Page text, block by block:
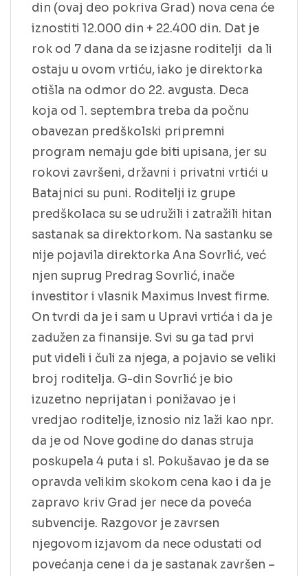
din (ovaj deo pokriva Grad) nova cena će
iznostiti 12.000 din + 22.400 din. Dat je
rok od 7 dana da se izjasne roditelji da li
ostaju u ovom vrtiću, iako je direktorka
otišla na odmor do 22. avgusta. Deca
koja od 1. septembra treba da počnu
obavezan predškolski pripremni
program nemaju gde biti upisana, jer su
rokovi završeni, državni i privatni vrtići u
Batajnici su puni. Roditelji iz grupe
predškolaca su se udružili i zatražili hitan
sastanak sa direktorkom. Na sastanku se
nije pojavila direktorka Ana Sovrlić, već
njen suprug Predrag Sovrlić, inače
investitor i vlasnik Maximus Invest firme.
On tvrdi da je i sam u Upravi vrtića i da je
zadužen za finansije. Svi su ga tad prvi
put videli i čuli za njega, a pojavio se veliki
broj roditelja. G-din Sovrlić je bio
izuzetno neprijatan i ponižavao je i
vredjao roditelje, iznosio niz laži kao npr.
da je od Nove godine do danas struja
poskupela 4 puta i sl. Pokušavao je da se
opravda velikim skokom cena kao i da je
zapravo kriv Grad jer nece da poveća
subvencije. Razgovor je zavrsen
njegovom izjavom da nece odustati od
povećanja cene i da je sastanak završen –